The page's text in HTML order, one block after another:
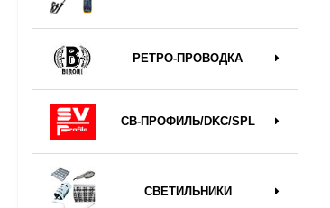
РЕТРО-ПРОВОДКА
СВ-ПРОФИЛЬ/DKC/SPL
СВЕТИЛЬНИКИ